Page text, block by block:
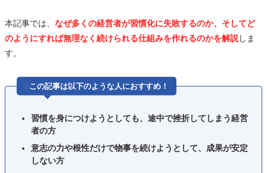
本記事では、 なぜ多くの経営者が習慣化に失敗するのか、そしてど
のようにすれば無理なく続けられる仕組みを作れるのかを解説しま
す。
この記事は以下のような人におすすめ！
習慣を身につけようとしても、途中で挫折してしまう経営
者の方
意志の力や根性だけで物事を続けようとして、成果が安定
しない方